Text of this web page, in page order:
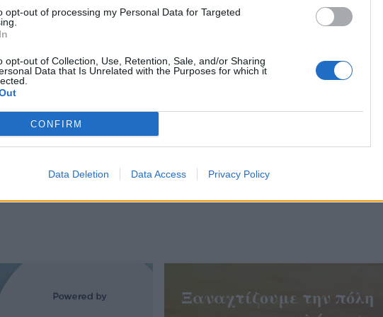
opt-out of processing my Personal Data for Targeted
opt-out of Collection, Use, Retention, Sale, and/or Sharing
Data that Is Unrelated with the Purposes for which it
CONFIRM
Data Deletion Data Access Privacy Policy
να μοιράζομαι μαζί σας το «Συμβαίνει τώρα..». Εσείς είστε
και το Queen.gr θα είναι το ημερολόγιο μου!
Ράλλη
ΡΑΛΛΗ ΜΩΡΟ ΖΩΗ ΧΡΟΝΟΣ
Ξαναχτίζουμε την πόλη